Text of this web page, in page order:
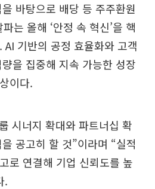
바탕으로 배당 등 주주환원
는 올해 ‘안정 속 혁신’을 핵
기반의 공정 효율화와 고객
을 집중해 지속 가능한 성장
이다.
시너지 확대와 파트너십 확
공고히 할 것”이라며 “실적
로 연결해 기업 신뢰도를 높
.